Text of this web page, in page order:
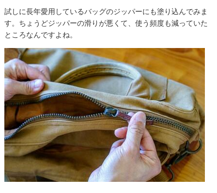
試しに長年愛用しているバッグのジッパーにも塗り込んでみま
す。ちょうどジッパーの滑りが悪くて、使う頻度も減っていた
ところなんですよね。